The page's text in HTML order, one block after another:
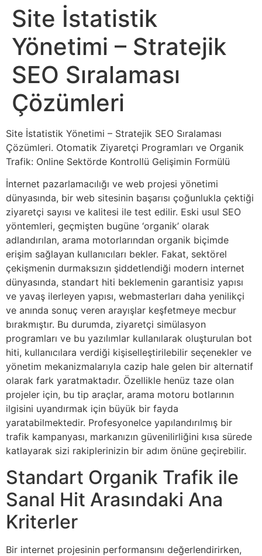
Site İstatistik
Yönetimi – Stratejik
SEO Sıralaması
Çözümleri
Site İstatistik Yönetimi – Stratejik SEO Sıralaması
Çözümleri. Otomatik Ziyaretçi Programları ve Organik
Trafik: Online Sektörde Kontrollü Gelişimin Formülü
İnternet pazarlamacılığı ve web projesi yönetimi
dünyasında, bir web sitesinin başarısı çoğunlukla çektiği
ziyaretçi sayısı ve kalitesi ile test edilir. Eski usul SEO
yöntemleri, geçmişten bugüne ‘organik’ olarak
adlandırılan, arama motorlarından organik biçimde
erişim sağlayan kullanıcıları bekler. Fakat, sektörel
çekişmenin durmaksızın şiddetlendiği modern internet
dünyasında, standart hiti beklemenin garantisiz yapısı
ve yavaş ilerleyen yapısı, webmasterları daha yenilikçi
ve anında sonuç veren arayışlar keşfetmeye mecbur
bırakmıştır. Bu durumda, ziyaretçi simülasyon
programları ve bu yazılımlar kullanılarak oluşturulan bot
hiti, kullanıcılara verdiği kişiselleştirilebilir seçenekler ve
yönetim mekanizmalarıyla cazip hale gelen bir alternatif
olarak fark yaratmaktadır. Özellikle henüz taze olan
projeler için, bu tip araçlar, arama motoru botlarının
ilgisini uyandırmak için büyük bir fayda
yaratabilmektedir. Profesyonelce yapılandırılmış bir
trafik kampanyası, markanızın güvenilirliğini kısa sürede
katlayarak sizi rakiplerinizin bir adım önüne geçirebilir.
Standart Organik Trafik ile
Sanal Hit Arasındaki Ana
Kriterler
Bir internet projesinin performansını değerlendirirken,